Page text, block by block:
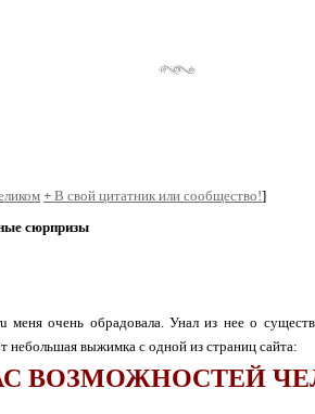
+ В свой цитатник или сообщество!]
сюрпризы
очень обрадовала. Унал из нее о
небольшая выжимка с одной из страниц сайта:
ВОЗМОЖНОСТЕЙ